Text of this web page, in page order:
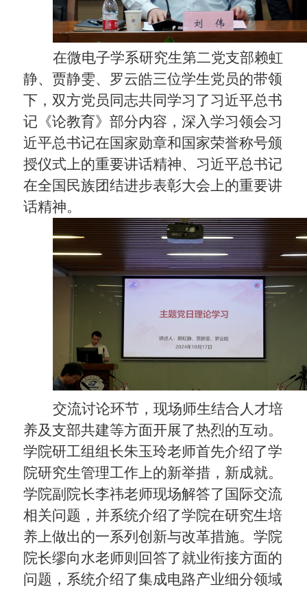
在微电子学系研究生第二党支部赖虹
静、贾静雯、罗云皓三位学生党员的带领
下，双方党员同志共同学习了习近平总书
记《论教育》部分内容，深入学习领会习
近平总书记在国家勋章和国家荣誉称号颁
授仪式上的重要讲话精神、习近平总书记
在全国民族团结进步表彰大会上的重要讲
话精神。
交流讨论环节，现场师生结合人才培
养及支部共建等方面开展了热烈的互动。
学院研工组组长朱玉玲老师首先介绍了学
院研究生管理工作上的新举措，新成就。
学院副院长李祎老师现场解答了国际交流
相关问题，并系统介绍了学院在研究生培
养上做出的一系列创新与改革措施。学院
院长缪向水老师则回答了就业衔接方面的
问题，系统介绍了集成电路产业细分领域